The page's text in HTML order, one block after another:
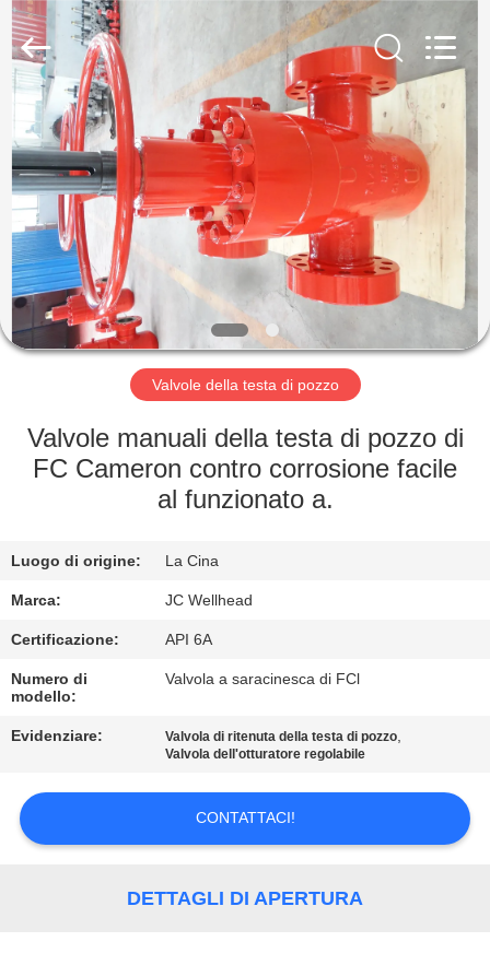
CASA
PRODOTTI
CIRCA
NOI
GIRO
FABBRICA
CONTROLLO
QUALITÀ
CONTATTICI
NOTIZIE
MAPPA
ZZTOP
OIL
TOOLS
CO.，
LTD.
Rights
Reserved.
Valvole della testa di pozzo
Valvole manuali della testa di pozzo di
FC Cameron contro corrosione facile
al funzionato a.
Luogo di origine: La Cina
Marca: JC Wellhead
Certificazione: API 6A
Numero di
modello:
Valvola a saracinesca di FCl
Evidenziare: Valvola di ritenuta della testa di pozzo,
Valvola dell'otturatore regolabile
CONTATTACI!
DETTAGLI DI APERTURA